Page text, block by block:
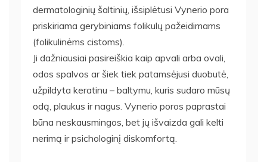
dermatologinių šaltinių, išsiplėtusi Vynerio pora
priskiriama gerybiniams folikulų pažeidimams
(folikulinėms cistoms).
Ji dažniausiai pasireiškia kaip apvali arba ovali,
odos spalvos ar šiek tiek patamsėjusi duobutė,
užpildyta keratinu – baltymu, kuris sudaro mūsų
odą, plaukus ir nagus. Vynerio poros paprastai
būna neskausmingos, bet jų išvaizda gali kelti
nerimą ir psichologinį diskomfortą.